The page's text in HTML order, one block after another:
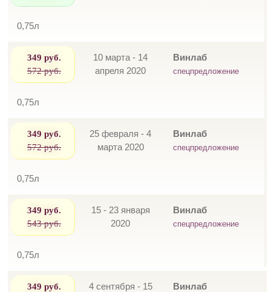
0,75л
349 руб.
572 руб.
10 марта - 14
апреля 2020
Винлаб
спецпредложение
0,75л
349 руб.
572 руб.
25 февраля - 4
марта 2020
Винлаб
спецпредложение
0,75л
349 руб.
543 руб.
15 - 23 января
2020
Винлаб
спецпредложение
0,75л
349 руб.
4 сентября - 15
Винлаб